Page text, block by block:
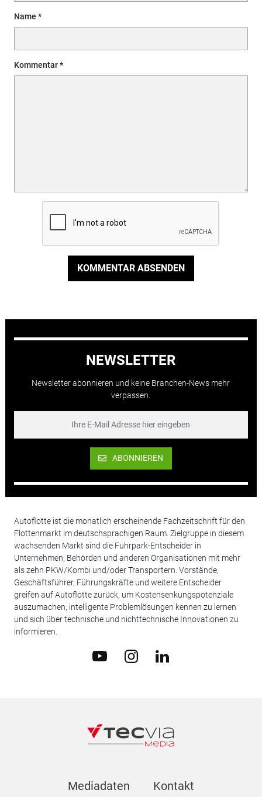
Name
Kommentar
KOMMENTAR ABSENDEN
NEWSLETTER
Newsletter abonnieren und keine Branchen-News mehr
verpassen.
ABONNIEREN
Autoflotte ist die monatlich erscheinende Fachzeitschrift für den
Flottenmarkt im deutschsprachigen Raum. Zielgruppe in diesem
wachsenden Markt sind die Fuhrpark-Entscheider in
Unternehmen, Behörden und anderen Organisationen mit mehr
als zehn PKW/Kombi und/oder Transportern. Vorstände,
Geschäftsführer, Führungskräfte und weitere Entscheider
greifen auf Autoflotte zurück, um Kostensenkungspotenziale
auszumachen, intelligente Problemlösungen kennen zu lernen
und sich über technische und nichttechnische Innovationen zu
informieren.
Mediadaten Kontakt